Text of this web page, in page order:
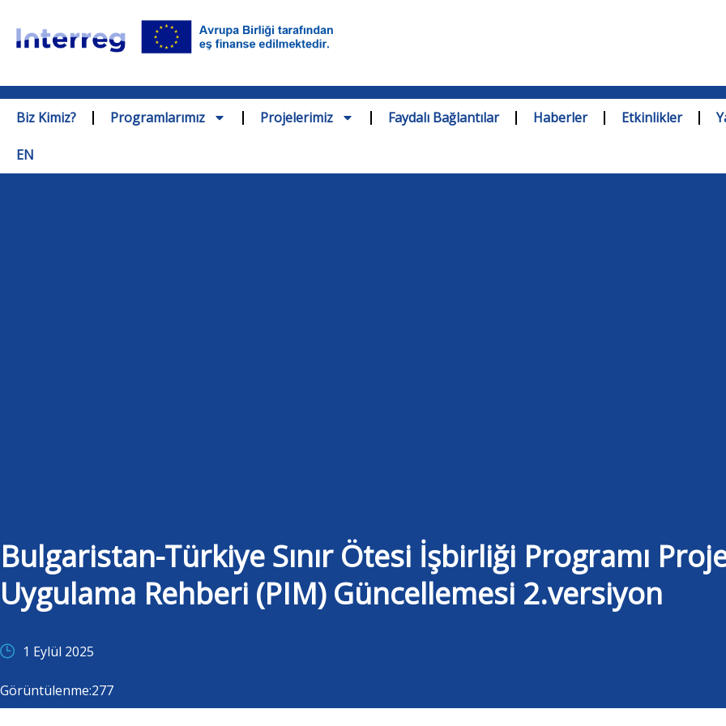
Biz Kimiz? Programlarımız Projelerimiz Faydalı Bağlantılar Haberler Etkinlikler
EN
Bulgaristan-Türkiye Sınır Ötesi İşbirliği Programı
Uygulama Rehberi (PIM) Güncellemesi 2.versiyon
1 Eylül 2025
Görüntülenme:277